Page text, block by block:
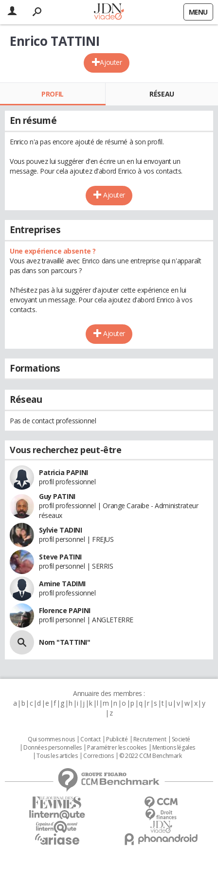
MENU
Ajouter
Enrico TATTINI
PROFIL RÉSEAU
En résumé
Enrico n'a pas encore ajouté de résumé à son profil.
Vous pouvez lui suggérer d'en écrire un en lui envoyant un
message. Pour cela ajoutez d'abord Enrico à vos contacts.
Ajouter
Entreprises
Une expérience absente ?
Vous avez travaillé avec Enrico dans une entreprise qui n'apparaît
pas dans son parcours ?
N'hésitez pas à lui suggérer d'ajouter cette expérience en lui
envoyant un message. Pour cela ajoutez d'abord Enrico à vos
contacts.
Ajouter
Formations
Réseau
Pas de contact professionnel
Vous recherchez peut-être
Patricia PAPINI
profil professionnel
Guy PATINI
profil professionnel | Orange Caraibe - Administrateur
réseaux
Sylvie TADINI
profil personnel | FREJUS
Steve PATINI
profil personnel | SERRIS
Amine TADIMI
profil professionnel
Florence PAPINI
profil personnel | ANGLETERRE
Nom "TATTINI"
Annuaire des membres :
a b c d e f g h i j k l m n o p q r s t u v w x y
z
Qui sommes nous Contact Publicité Recrutement
Societé
Données personnelles
Paramétrer les cookies
Mentions légales
Tous les articles
Corrections © 2022 CCM Benchmark